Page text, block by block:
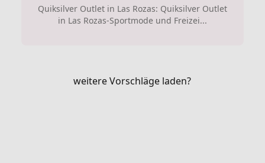
Quiksilver Outlet in Las Rozas: Quiksilver Outlet
in Las Rozas-Sportmode und Freizei...
weitere Vorschläge laden?